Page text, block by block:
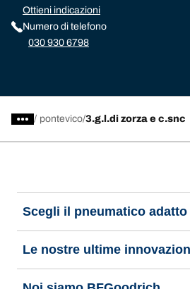
Ottieni indicazioni
Numero di telefono
030 930 6798
/ pontevico 3.g.l.di zorza e c.snc
Scegli il pneumatico adatto
Le nostre ultime